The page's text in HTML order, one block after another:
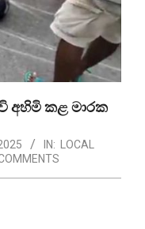
අහිමි කළ මාරක
IN:
LOCAL